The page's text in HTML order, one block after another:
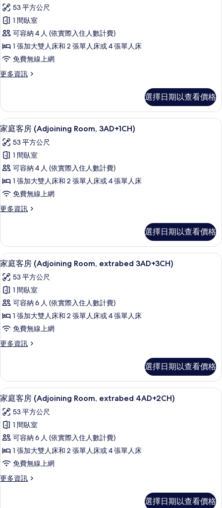
所
有
相
片
3
adults)
詳
情
家
庭
客
房
(Adjoining
Room,
所
有
相
片
53 平方公尺
1 間臥室
可容納 4 人 (依實際入住人數計費)
1 張加大雙人床和 2 張單人床或 4 張單人床
免費無線上網
更多資訊
更
客
房
(Adjoining
Room,
2AD+2CH)
的
情
選擇日期以查看價格
顯
示
家
庭
客
房
(Adjoining
Room,
所
有
相
片
迷你吧、客房內保險箱、書桌、遮光
8
家庭客房 (Adjoining Room, 3AD+1CH)
53 平方公尺
1 間臥室
可容納 4 人 (依實際入住人數計費)
1 張加大雙人床和 2 張單人床或 4 張單人床
免費無線上網
更多資訊
更
客
房
(Adjoining
Room,
3AD+1CH)
的
情
選擇日期以查看價格
顯
示
家
庭
客
房
(Adjoining
Room,
的
所
有
相
片
迷你吧、客房內保險箱、書桌、遮光
8
家庭客房 (Adjoining Room, extrabed 3AD+3CH)
53 平方公尺
1 間臥室
可容納 6 人 (依實際入住人數計費)
1 張加大雙人床和 2 張單人床或 4 張單人床
免費無線上網
更多資訊
更
客
房
(Adjoining
Room,
extrabed
3AD+3CH)
詳
情
選擇日期以查看價格
顯
示
家
庭
客
房
(Adjoining
Room,
迷你吧、客房內保險箱、書桌、遮光
8
家庭客房 (Adjoining Room, extrabed 4AD+2CH)
53 平方公尺
1 間臥室
可容納 6 人 (依實際入住人數計費)
1 張加大雙人床和 2 張單人床或 4 張單人床
免費無線上網
更多資訊
更
選擇日期以查看價格